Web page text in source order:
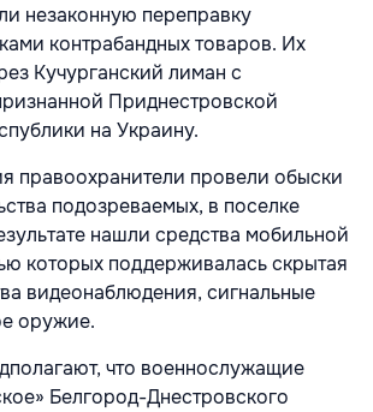
незаконную переправку
контрабандных товаров. Их
Кучурганский лиман с
Приднестровской
на Украину.
правоохранители провели обыски
подозреваемых, в поселке
нашли средства мобильной
которых поддерживалась скрытая
видеонаблюдения, сигнальные
оружие.
что военнослужащие
Белгород-Днестровского